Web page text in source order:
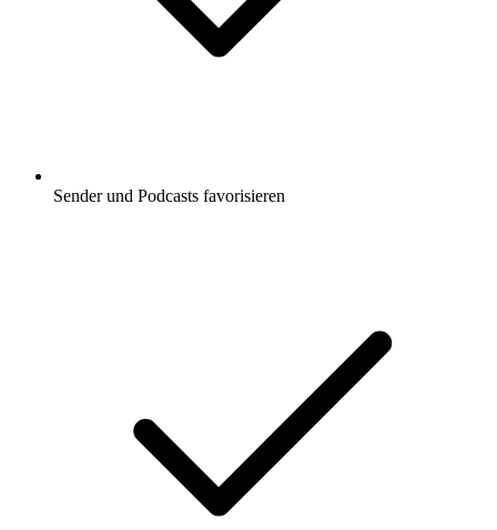
Sender und Podcasts favorisieren